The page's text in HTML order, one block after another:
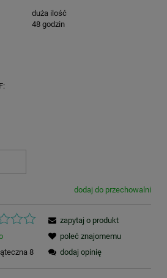
duża ilość
48 godzin
dodaj do przechowalni
8
zapytaj o produkt
poleć znajomemu
dodaj opinię